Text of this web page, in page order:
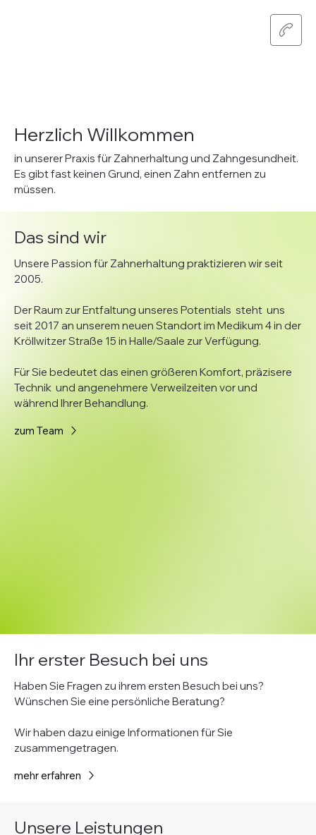
Herzlich Willkommen
in unserer Praxis für Zahnerhaltung und Zahngesundheit.
Es gibt fast keinen Grund, einen Zahn entfernen zu
müssen.
Das sind wir
Unsere Passion für Zahnerhaltung praktizieren wir seit
2005.
Der Raum zur Entfaltung unseres Potentials steht uns
seit 2017 an unserem neuen Standort im Medikum 4 in der
Kröllwitzer Straße 15 in Halle/Saale zur Verfügung.
Für Sie bedeutet das einen größeren Komfort, präzisere
Technik und angenehmere Verweilzeiten vor und
während Ihrer Behandlung.
zum Team
Ihr erster Besuch bei uns
Haben Sie Fragen zu ihrem ersten Besuch bei uns?
Wünschen Sie eine persönliche Beratung?
Wir haben dazu einige Informationen für Sie
zusammengetragen.
mehr erfahren
Unsere Leistungen